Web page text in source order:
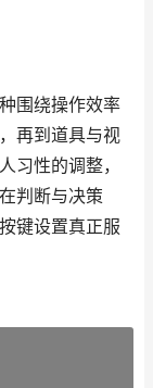
围绕操作效率
再到道具与视
习性的调整，
判断与决策
键设置真正服